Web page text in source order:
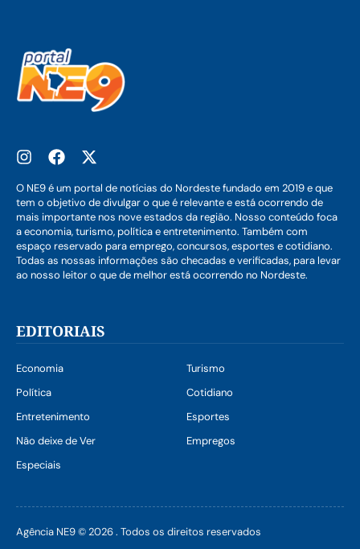
O NE9 é um portal de notícias do Nordeste fundado em 2019 e que
tem o objetivo de divulgar o que é relevante e está ocorrendo de
mais importante nos nove estados da região. Nosso conteúdo foca
a economia, turismo, política e entretenimento. Também com
espaço reservado para emprego, concursos, esportes e cotidiano.
Todas as nossas informações são checadas e verificadas, para levar
ao nosso leitor o que de melhor está ocorrendo no Nordeste.
EDITORIAIS
Economia
Turismo
Política
Cotidiano
Entretenimento
Esportes
Não deixe de Ver
Empregos
Especiais
Agência NE9 © 2026 . Todos os direitos reservados